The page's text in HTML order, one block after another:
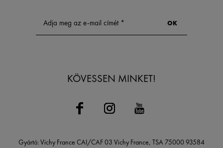
KÖVESSEN MINKET!
Gyártó: Vichy France CAI/CAF 03 Vichy France, TSA 75000 93584